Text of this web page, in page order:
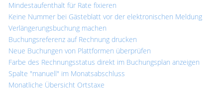
Mindestaufenthalt für Rate fixieren
Keine Nummer bei Gästeblatt vor der elektronischen Meldung
Verlängerungsbuchung machen
Buchungsreferenz auf Rechnung drucken
Neue Buchungen von Plattformen überprüfen
Farbe des Rechnungsstatus direkt im Buchungsplan anzeigen
Spalte "manuell" im Monatsabschluss
Monatliche Übersicht Ortstaxe